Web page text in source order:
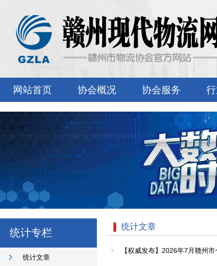
网站首页 协会概况 协会服务
统计专栏
统计文章
统计文章
【权威发布】2026年7月赣州